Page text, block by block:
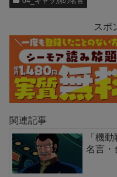
スポ
関連記事
「機
名言・